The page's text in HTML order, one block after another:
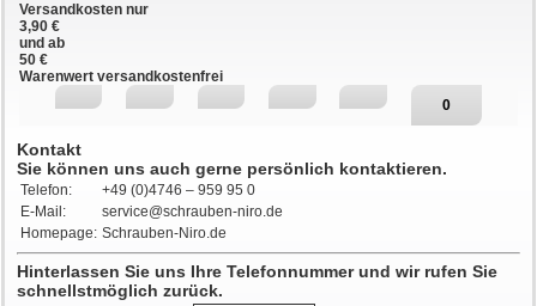
Versandkosten nur
3,90 €
und ab
50 €
Warenwert versandkostenfrei
0
Kontakt
Sie können uns auch gerne persönlich kontaktieren.
Telefon:
+49 (0)4746 – 959 95 0
E-Mail:
service@schrauben-niro.de
Homepage: Schrauben-Niro.de
Hinterlassen Sie uns Ihre Telefonnummer und wir rufen Sie
schnellstmöglich zurück.